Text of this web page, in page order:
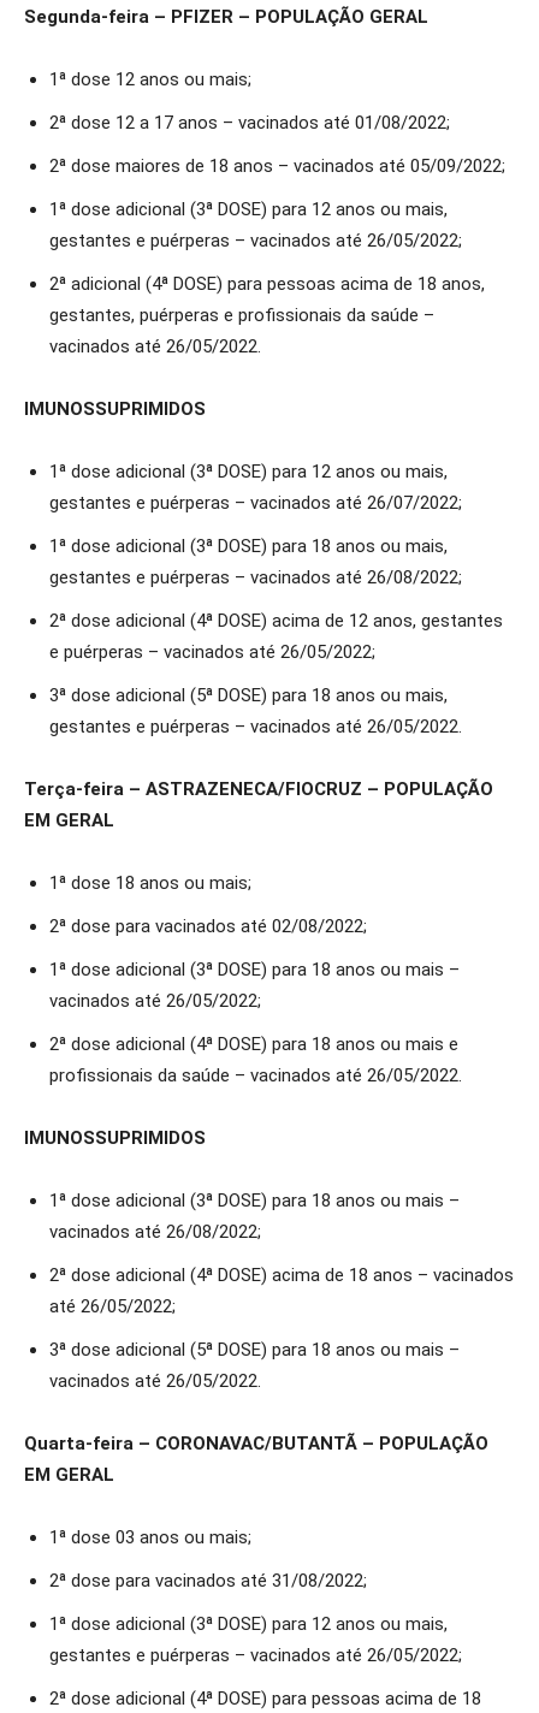
Segunda-feira – PFIZER – POPULAÇÃO GERAL
1ª dose 12 anos ou mais;
2ª dose 12 a 17 anos – vacinados até 01/08/2022;
2ª dose maiores de 18 anos – vacinados até 05/09/2022;
1ª dose adicional (3ª DOSE) para 12 anos ou mais,
gestantes e puérperas – vacinados até 26/05/2022;
2ª adicional (4ª DOSE) para pessoas acima de 18 anos,
gestantes, puérperas e profissionais da saúde –
vacinados até 26/05/2022.
IMUNOSSUPRIMIDOS
1ª dose adicional (3ª DOSE) para 12 anos ou mais,
gestantes e puérperas – vacinados até 26/07/2022;
1ª dose adicional (3ª DOSE) para 18 anos ou mais,
gestantes e puérperas – vacinados até 26/08/2022;
2ª dose adicional (4ª DOSE) acima de 12 anos, gestantes
e puérperas – vacinados até 26/05/2022;
3ª dose adicional (5ª DOSE) para 18 anos ou mais,
gestantes e puérperas – vacinados até 26/05/2022.
Terça-feira – ASTRAZENECA/FIOCRUZ – POPULAÇÃO
EM GERAL
1ª dose 18 anos ou mais;
2ª dose para vacinados até 02/08/2022;
1ª dose adicional (3ª DOSE) para 18 anos ou mais –
vacinados até 26/05/2022;
2ª dose adicional (4ª DOSE) para 18 anos ou mais e
profissionais da saúde – vacinados até 26/05/2022.
IMUNOSSUPRIMIDOS
1ª dose adicional (3ª DOSE) para 18 anos ou mais –
vacinados até 26/08/2022;
2ª dose adicional (4ª DOSE) acima de 18 anos – vacinados
até 26/05/2022;
3ª dose adicional (5ª DOSE) para 18 anos ou mais –
vacinados até 26/05/2022.
Quarta-feira – CORONAVAC/BUTANTÃ – POPULAÇÃO
EM GERAL
1ª dose 03 anos ou mais;
2ª dose para vacinados até 31/08/2022;
1ª dose adicional (3ª DOSE) para 12 anos ou mais,
gestantes e puérperas – vacinados até 26/05/2022;
2ª dose adicional (4ª DOSE) para pessoas acima de 18